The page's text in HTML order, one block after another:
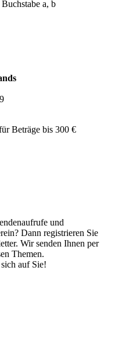
a, b
Beträge bis 300 €
und
Dann registrieren Sie
Wir senden Ihnen per
Themen.
auf Sie!